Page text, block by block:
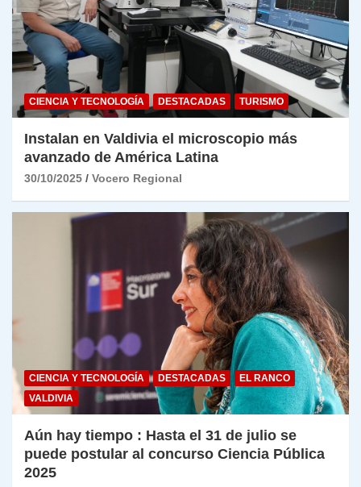
CIENCIA Y TECNOLOGÍA DESTACADAS TURISMO
Instalan en Valdivia el microscopio más
avanzado de América Latina
30/10/2025 Vocero Regional
CIENCIA Y TECNOLOGÍA DESTACADAS
EL RANCO
VALDIVIA
Aún hay tiempo : Hasta el 31 de julio se
puede postular al concurso Ciencia Pública
2025